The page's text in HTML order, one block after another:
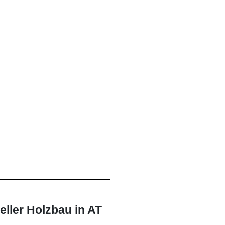
Holzbau in AT